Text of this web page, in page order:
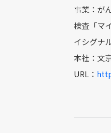
事業：が
検査「マ
イシグナ
本社：文
URL：